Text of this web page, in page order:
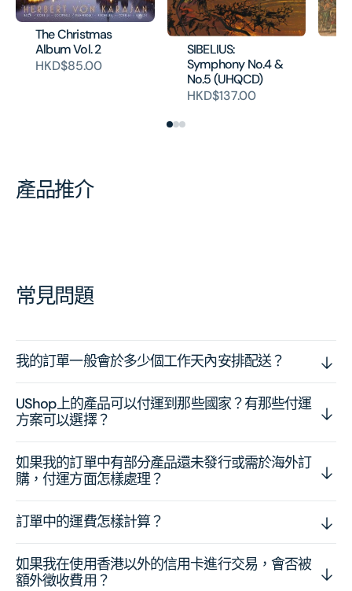
The Christmas
Album Vol. 2
HKD$85.00
SIBELIUS:
Symphony No.4 &
No.5 (UHQCD)
HKD$137.00
產品推介
常見問題
我的訂單一般會於多少個工作天內安排配送？
UShop上的產品可以付運到那些國家？有那些付運
方案可以選擇？
如果我的訂單中有部分產品還未發行或需於海外訂
購，付運方面怎樣處理？
訂單中的運費怎樣計算？
如果我在使用香港以外的信用卡進行交易，會否被
額外徵收費用？